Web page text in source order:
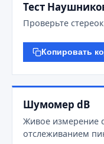
Тест
Проверьте
Копировать
Шумомер dB
Живое измерение
отслеживанием